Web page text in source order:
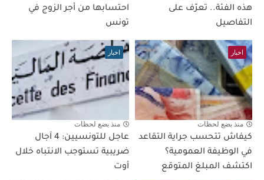
هذه الفئة.. تعرّف على
التفاصيل
احتسابها من أجر الزوج في
تونس
اخبار
منذ بضع لحظات
كيفاش تتحسب جراية التقاعد
في الوظيفة العمومية؟
اكتشف المبلغ المتوقع
اخبار
منذ بضع لحظات
عاجل للتونسيين: 4 آجال
ضريبية تستوجب الانتباه خلال
أوت